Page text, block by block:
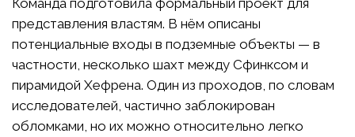
представления властям. В нём описаны
потенциальные входы в подземные объекты — в
частности, несколько шахт между Сфинксом и
пирамидой Хефрена. Один из проходов, по словам
исследователей, частично заблокирован
обломками, но их можно относительно легко